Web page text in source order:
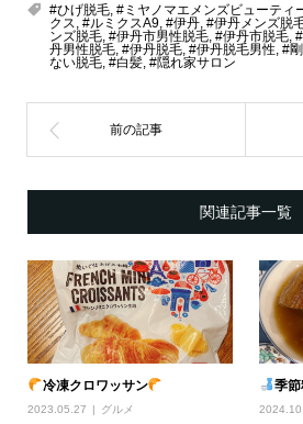
#ひげ脱毛, #ミヤノマエメンズビューティ
クス #ルミクスA9, #伊丹, #伊丹メンズ脱
ンズ脱毛, #伊丹市男性脱毛, #伊丹市脱毛,
丹男性脱毛, #伊丹脱毛, #伊丹脱毛男性, #
ない脱毛, #白髪, #隠れ家サロン
関連記事一覧
冷凍クロワッサン
2023.05.27 グルメ
季